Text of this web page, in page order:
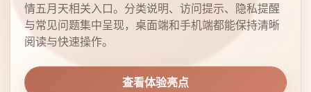
情五月天相关入口。分类说明、访问提示、隐私提醒
与常见问题集中呈现，桌面端和手机端都能保持清晰
阅读与快速操作。
查看体验亮点